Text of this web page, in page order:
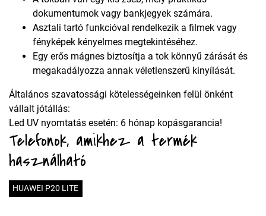
dokumentumok vagy bankjegyek számára.
Asztali tartó funkcióval rendelkezik a filmek vagy
fényképek kényelmes megtekintéséhez.
Egy erős mágnes biztosítja a tok könnyű zárását és
megakadályozza annak véletlenszerű kinyílását.
Általános szavatossági kötelességeinken felül önként
vállalt jótállás:
Led UV nyomtatás esetén: 6 hónap kopásgarancia!
Telefonok, amikhez a termék
használható
HUAWEI P20 LITE